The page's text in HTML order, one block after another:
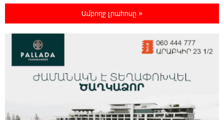
22:03:58 7-08-2026
օգտագործել Starlink-ը Ռուսաստանի դեմ
հարվшծները կառավարելու համար
21:45:44 7-08-2026
Երևանում և մարզերում էլեկտրաէներգիայի
Ամբողջ լրահոսը »